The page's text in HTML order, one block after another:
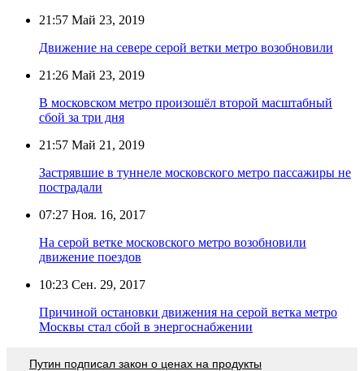
21:57 Май 23, 2019
Движение на севере серой ветки метро возобновили
21:26 Май 23, 2019
В московском метро произошёл второй масштабный
сбой за три дня
21:57 Май 21, 2019
Застрявшие в туннеле московского метро пассажиры не
пострадали
07:27 Ноя. 16, 2017
На серой ветке московского метро возобновили
движение поездов
10:23 Сен. 29, 2017
Причиной остановки движения на серой ветка метро
Москвы стал сбой в энергоснабжении
Путин подписал закон о ценах на продукты